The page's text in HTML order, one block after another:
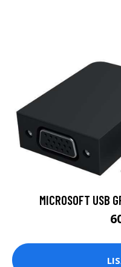
MICROSOFT USB